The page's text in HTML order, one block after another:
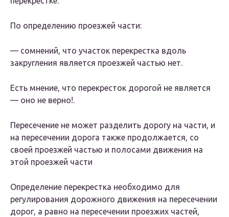
По определению проезжей части:
— сомнений, что участок перекрестка вдоль
закругления является проезжей частью нет.
Есть мнение, что перекресток дорогой не является
— оно не верно!.
Пересечение не может разделить дорогу на части, и
на пересечении дорога также продолжается, со
своей проезжей частью и полосами движения на
этой проезжей части
Определение перекрестка необходимо для
регулирования дорожного движения на пересечении
дорог, а равно на пересечении проезжих частей,